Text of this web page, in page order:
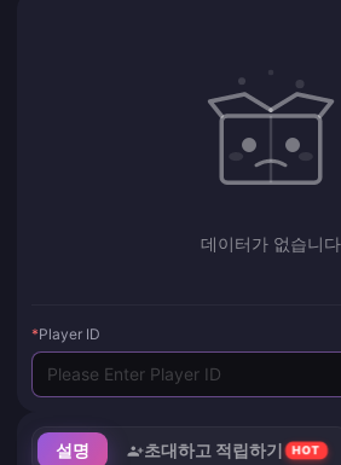
설명 초대하고 적립하기 HOT
데이터가 없습니다
*Player ID